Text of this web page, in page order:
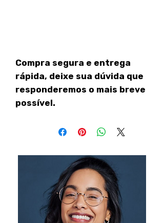
Compra segura e entrega
rápida, deixe sua dúvida que
responderemos o mais breve
possível.